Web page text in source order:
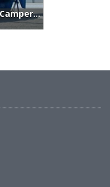
Camper & Nicholson Camper&nicholson Ketch 42 (1976)